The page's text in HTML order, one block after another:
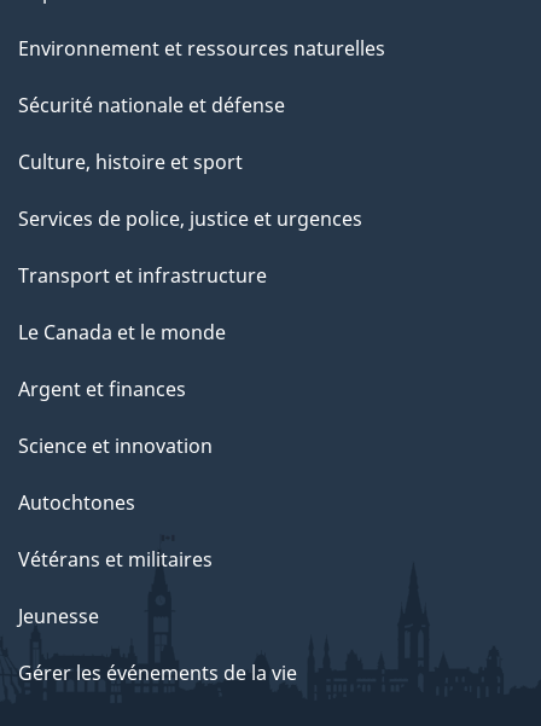
Environnement et ressources naturelles
Sécurité nationale et défense
Culture, histoire et sport
Services de police, justice et urgences
Transport et infrastructure
Le Canada et le monde
Argent et finances
Science et innovation
Autochtones
Vétérans et militaires
Jeunesse
Gérer les événements de la vie